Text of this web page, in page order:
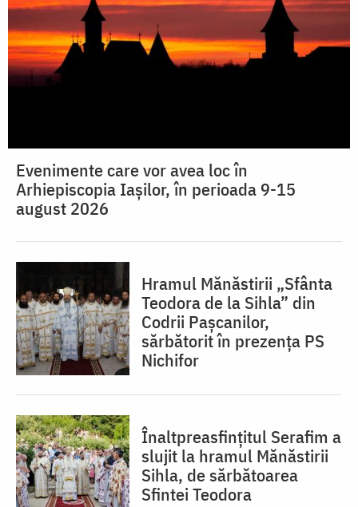
Evenimente care vor avea loc în
Arhiepiscopia Iaşilor, în perioada 9-15
august 2026
Hramul Mănăstirii „Sfânta
Teodora de la Sihla” din
Codrii Pașcanilor,
sărbătorit în prezența PS
Nichifor
Înaltpreasfințitul Serafim a
slujit la hramul Mănăstirii
Sihla, de sărbătoarea
Sfintei Teodora